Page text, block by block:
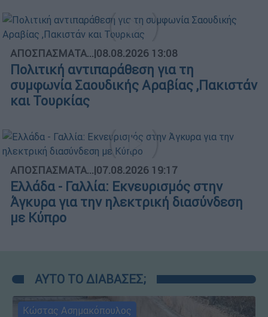
ΑΠΟΣΠΑΣΜΑΤΑ...|08.08.2026 13:08
Πολιτική αντιπαράθεση για τη
συμφωνία Σαουδικής Αραβίας ,Πακιστάν
και Τουρκίας
ΑΠΟΣΠΑΣΜΑΤΑ...|07.08.2026 19:17
Ελλάδα - Γαλλία: Εκνευρισμός στην
Άγκυρα για την ηλεκτρική διασύνδεση
με Κύπρο
ΑΥΤΟ ΤΟ ΔΙΑΒΑΣΕΣ;
Κώστας Ασημακόπουλος